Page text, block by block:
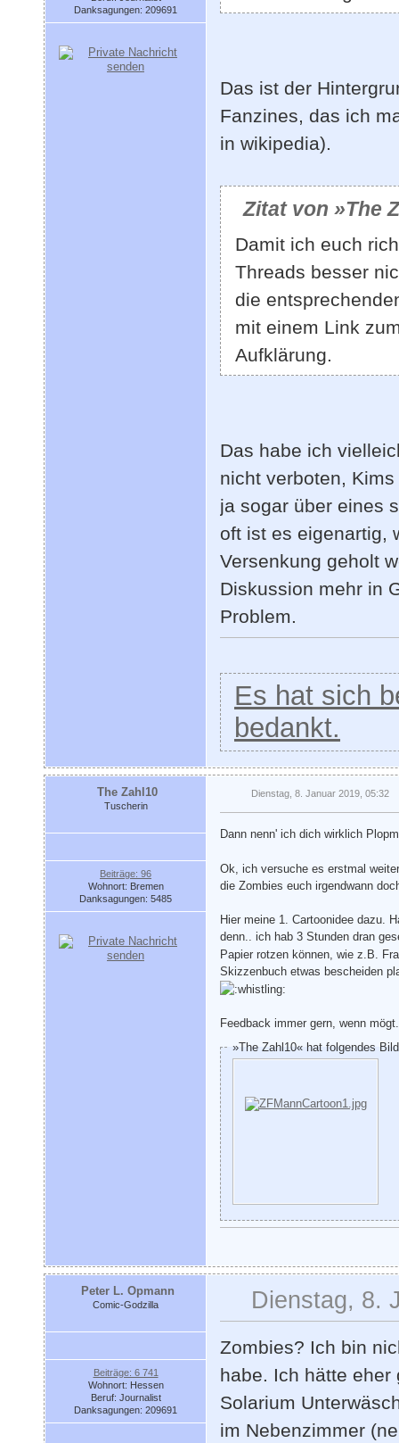
Danksagungen: 209691
Das ist der
Fanzines, das ich
in wikipedia).
Zitat von »The
Damit ich euch
Threads besser
die
mit einem Link
Aufklärung.
Das habe ich
nicht verboten,
ja sogar über eines
oft ist es eigenartig,
Versenkung geholt
Diskussion mehr in
Problem.
Es hat sich
bedankt.
The Zahl10
Tuscherin
Beiträge: 96
Wohnort: Bremen
Danksagungen: 5485
Dienstag, 8. Januar 2019, 05:32
Dann nenn' ich dich wirklich
Ok, ich versuche es erstmal
die Zombies euch irgendwann
Hier meine 1. Cartoonidee dazu.
denn.. ich hab 3 Stunden dran
Papier rotzen können, wie z.B.
Skizzenbuch etwas bescheiden
Feedback immer gern, wenn mögt.
»The Zahl10« hat folgendes
Peter L. Opmann
Comic-Godzilla
Beiträge: 6 741
Wohnort: Hessen
Beruf: Journalist
Danksagungen: 209691
Dienstag, 8.
Zombies? Ich bin
habe. Ich hätte
Solarium
im Nebenzimmer